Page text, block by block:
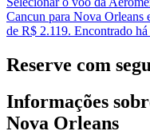
Cancun para Nova Orleans
de R$ 2.119. Encontrado
Reserve com
Informações
Nova Orleans